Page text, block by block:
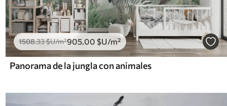
1508.33$U/m²905.00 $U/m²
Panorama de la jungla con animales